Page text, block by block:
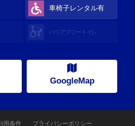
車椅子レンタル有
バリアフリートイレ
GoogleMap
用条件 プライバシーポリシー